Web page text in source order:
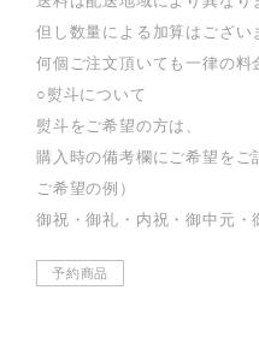
但し数量による加算はござい
何個ご注文頂いても一律の料
○熨斗について
熨斗をご希望の方は、
購入時の備考欄にご希望をご
ご希望の例）
御祝・御礼・内祝・御中元
予約商品